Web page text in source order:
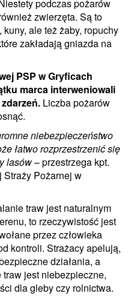
podczas pożarów
zwierzęta. Są to
ale też żaby, ropuchy
zakładają gniazda na
PSP w Gryficach
marca interweniowali
Liczba pożarów
niebezpieczeństwo
łatwo rozprzestrzenić się
lasów– przestrzega kpt.
Straży Pożarnej w
traw jest naturalnym
to rzeczywistość jest
przez człowieka
kontroli. Strażacy apelują,
działania, a
jest niebezpieczne,
dla gleby czy rolnictwa.